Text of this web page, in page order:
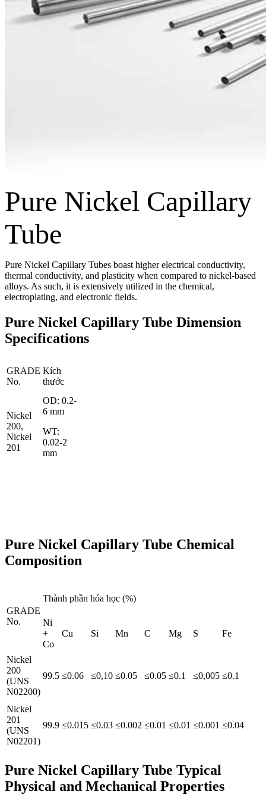
Pure Nickel Capillary
Tube
Pure Nickel Capillary Tubes boast higher electrical conductivity,
thermal conductivity, and plasticity when compared to nickel-based
alloys. As such, it is extensively utilized in the chemical,
electroplating, and electronic fields.
Pure Nickel Capillary Tube Dimension
Specifications
GRADE
No.
Kích
thước
Nickel
200,
Nickel
201
OD: 0.2-
6 mm
WT:
0.02-2
mm
Pure Nickel Capillary Tube Chemical
Composition
GRADE
No.
Thành phần hóa học (%)
Ni
+
Co
Cu Si Mn C Mg S Fe
Nickel
200
(UNS
N02200)
99.5 ≤0.06 ≤0,10 ≤0.05 ≤0.05 ≤0.1 ≤0,005 ≤0.1
Nickel
201
(UNS
N02201)
99.9 ≤0.015 ≤0.03 ≤0.002 ≤0.01 ≤0.01 ≤0.001 ≤0.04
Pure Nickel Capillary Tube Typical
Physical and Mechanical Properties